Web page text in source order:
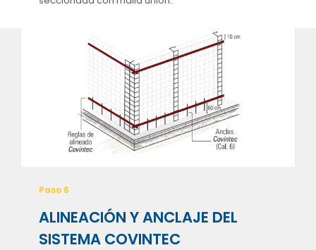
Paso 6
ALINEACIÓN Y ANCLAJE DEL
SISTEMA COVINTEC